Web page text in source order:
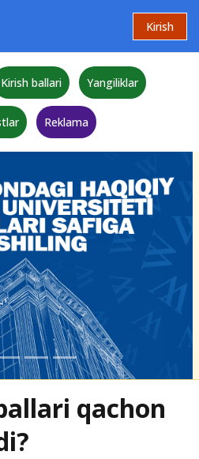
Kirish
Kirish ballari Yangiliklar
Reklama
qachon